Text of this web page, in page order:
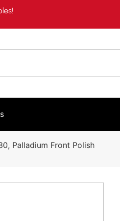
Palladium Front Polish